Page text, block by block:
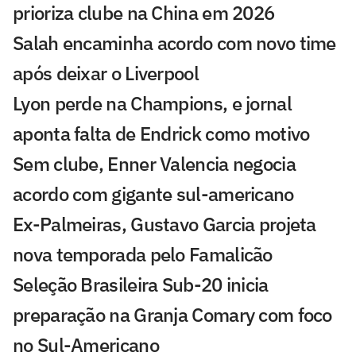
prioriza clube na China em 2026
Salah encaminha acordo com novo time
após deixar o Liverpool
Lyon perde na Champions, e jornal
aponta falta de Endrick como motivo
Sem clube, Enner Valencia negocia
acordo com gigante sul-americano
Ex-Palmeiras, Gustavo Garcia projeta
nova temporada pelo Famalicão
Seleção Brasileira Sub-20 inicia
preparação na Granja Comary com foco
no Sul-Americano